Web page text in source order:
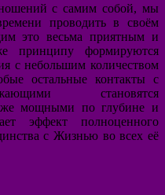
с самим собой, мы
проводить в своём
это весьма приятным и
принципу формируются
с небольшим количеством
остальные контакты с
становятся
же мощными по глубине и
эффект полноценного
с Жизнью во всех её